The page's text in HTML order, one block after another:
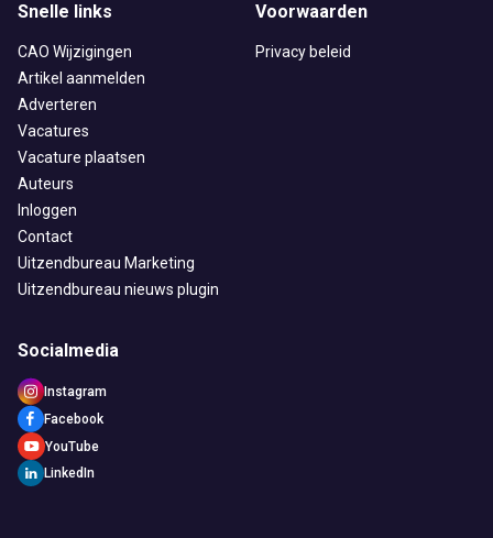
Snelle links
CAO Wijzigingen
Artikel aanmelden
Adverteren
Vacatures
Vacature plaatsen
Auteurs
Inloggen
Contact
Uitzendbureau Marketing
Uitzendbureau nieuws plugin
Voorwaarden
Privacy beleid
Socialmedia
Instagram
Facebook
YouTube
LinkedIn